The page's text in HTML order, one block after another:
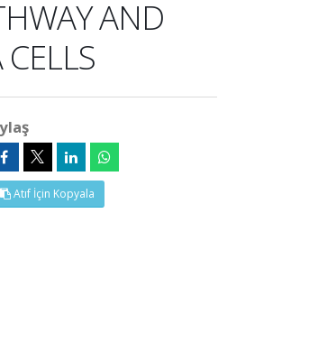
AND
Atıf İçin Kopyala